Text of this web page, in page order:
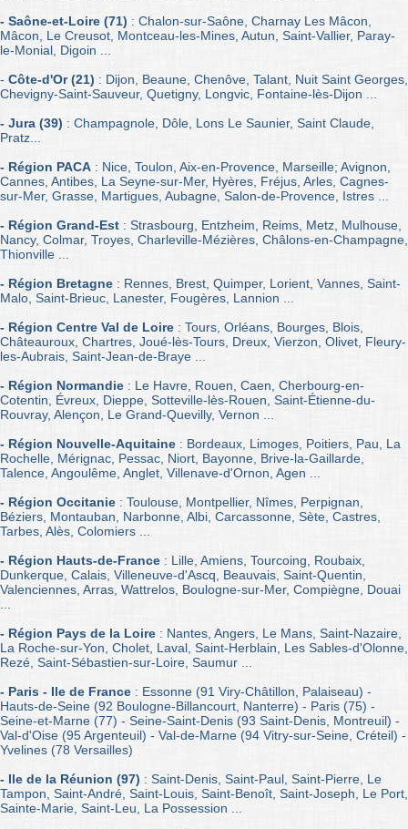
- Saône-et-Loire (71) : Chalon-sur-Saône, Charnay Les Mâcon,
Mâcon, Le Creusot, Montceau-les-Mines, Autun, Saint-Vallier, Paray-
le-Monial, Digoin ...
- Côte-d'Or (21) : Dijon, Beaune, Chenôve, Talant, Nuit Saint Georges,
Chevigny-Saint-Sauveur, Quetigny, Longvic, Fontaine-lès-Dijon ...
- Jura (39) : Champagnole, Dôle, Lons Le Saunier, Saint Claude,
Pratz...
- Région PACA : Nice, Toulon, Aix-en-Provence, Marseille; Avignon,
Cannes, Antibes, La Seyne-sur-Mer, Hyères, Fréjus, Arles, Cagnes-
sur-Mer, Grasse, Martigues, Aubagne, Salon-de-Provence, Istres ...
- Région Grand-Est : Strasbourg, Entzheim, Reims, Metz, Mulhouse,
Nancy, Colmar, Troyes, Charleville-Mézières, Châlons-en-Champagne,
Thionville ...
- Région Bretagne : Rennes, Brest, Quimper, Lorient, Vannes, Saint-
Malo, Saint-Brieuc, Lanester, Fougères, Lannion ...
- Région Centre Val de Loire : Tours, Orléans, Bourges, Blois,
Châteauroux, Chartres, Joué-lès-Tours, Dreux, Vierzon, Olivet, Fleury-
les-Aubrais, Saint-Jean-de-Braye ...
- Région Normandie : Le Havre, Rouen, Caen, Cherbourg-en-
Cotentin, Évreux, Dieppe, Sotteville-lès-Rouen, Saint-Étienne-du-
Rouvray, Alençon, Le Grand-Quevilly, Vernon ...
- Région Nouvelle-Aquitaine : Bordeaux, Limoges, Poitiers, Pau, La
Rochelle, Mérignac, Pessac, Niort, Bayonne, Brive-la-Gaillarde,
Talence, Angoulême, Anglet, Villenave-d'Ornon, Agen ...
- Région Occitanie : Toulouse, Montpellier, Nîmes, Perpignan,
Béziers, Montauban, Narbonne, Albi, Carcassonne, Sète, Castres,
Tarbes, Alès, Colomiers ...
- Région Hauts-de-France : Lille, Amiens, Tourcoing, Roubaix,
Dunkerque, Calais, Villeneuve-d'Ascq, Beauvais, Saint-Quentin,
Valenciennes, Arras, Wattrelos, Boulogne-sur-Mer, Compiègne, Douai
- Région Pays de la Loire : Nantes, Angers, Le Mans, Saint-Nazaire,
La Roche-sur-Yon, Cholet, Laval, Saint-Herblain, Les Sables-d'Olonne,
Rezé, Saint-Sébastien-sur-Loire, Saumur ...
- Paris - Ile de France : Essonne (91 Viry-Châtillon, Palaiseau) -
Hauts-de-Seine (92 Boulogne-Billancourt, Nanterre) - Paris (75) -
Seine-et-Marne (77) - Seine-Saint-Denis (93 Saint-Denis, Montreuil) -
Val-d'Oise (95 Argenteuil) - Val-de-Marne (94 Vitry-sur-Seine, Créteil) -
Yvelines (78 Versailles)
- Ile de la Réunion (97) : Saint-Denis, Saint-Paul, Saint-Pierre, Le
Tampon, Saint-André, Saint-Louis, Saint-Benoît, Saint-Joseph, Le Port,
Sainte-Marie, Saint-Leu, La Possession ...